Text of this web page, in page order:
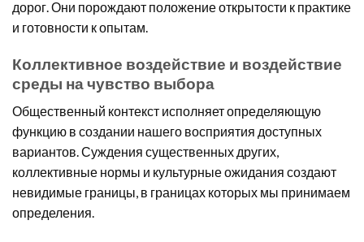
дорог. Они порождают положение открытости к практике
и готовности к опытам.
Коллективное воздействие и воздействие
среды на чувство выбора
Общественный контекст исполняет определяющую
функцию в создании нашего восприятия доступных
вариантов. Суждения существенных других,
коллективные нормы и культурные ожидания создают
невидимые границы, в границах которых мы принимаем
определения.